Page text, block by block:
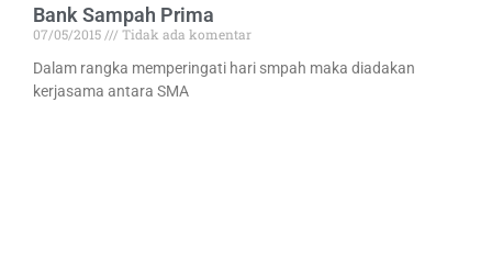
Bank Sampah Prima
07/05/2015
Tidak ada komentar
Dalam rangka memperingati hari smpah maka diadakan
kerjasama antara SMA